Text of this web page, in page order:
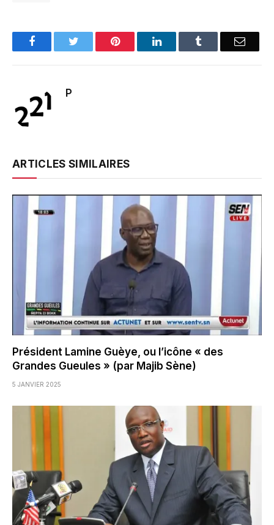
FacebookTwitter Pinterest LinkedInTumblr Email
P
ARTICLES SIMILAIRES
Président Lamine Guèye, ou l’icône « des
Grandes Gueules » (par Majib Sène)
5 JANVIER 2025